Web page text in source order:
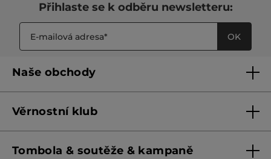
Přihlaste se k odběru newsletteru:
OK
Naše obchody
Franšízing
Věrnostní klub
Pravidla věrnostního klubu od 1. 6. 2026
Tombola & soutěže & kampaně